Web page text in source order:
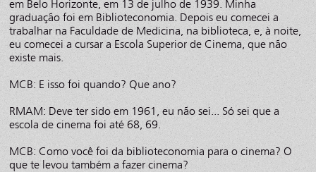
em Belo Horizonte, em 13 de julho de 1939. Minha
graduação foi em Biblioteconomia. Depois eu comecei a
trabalhar na Faculdade de Medicina, na biblioteca, e, à noite,
eu comecei a cursar a Escola Superior de Cinema, que não
existe mais.
MCB: E isso foi quando? Que ano?
RMAM: Deve ter sido em 1961, eu não sei... Só sei que a
escola de cinema foi até 68, 69.
MCB: Como você foi da biblioteconomia para o cinema? O
que te levou também a fazer cinema?